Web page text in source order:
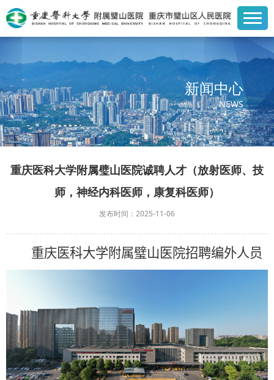
新闻中心
NEWS
重庆医科大学附属璧山医院诚聘人才（放射医师、技
师，神经内科医师，康复科医师）
发布时间：2025-11-06
重庆医科大学附属璧山医院招聘编外人员